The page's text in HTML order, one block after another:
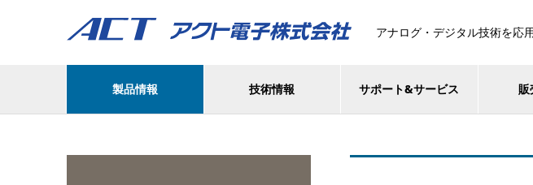
アナログ・デジタル技術を応
製品情報 技術情報 サポート&サービス 販